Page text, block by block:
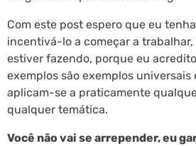
Com este post espero que eu
incentivá-lo a começar a trabalhar,
estiver fazendo, porque eu
exemplos são exemplos universais
aplicam-se a praticamente
qualquer temática.
Você não vai se arrepender, eu